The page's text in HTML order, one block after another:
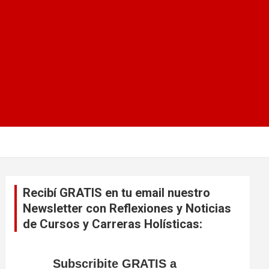
Recibí GRATIS en tu email nuestro
Newsletter con Reflexiones y Noticias
de Cursos y Carreras Holísticas:
Subscribite GRATIS a